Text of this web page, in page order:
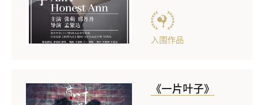
入围作品
《一片叶子》